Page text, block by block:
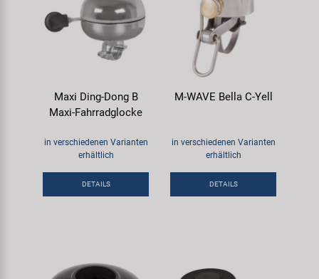
Maxi Ding-Dong B
Maxi-Fahrradglocke
in verschiedenen Varianten
erhältlich
DETAILS
M-WAVE Bella C-Yell
in verschiedenen Varianten
erhältlich
DETAILS